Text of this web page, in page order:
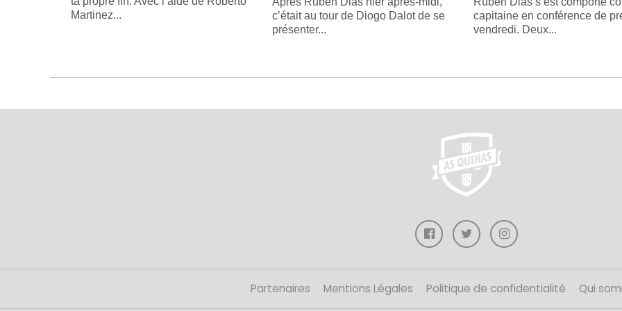
Martinez...
c’était au tour de Diogo Dalot de se
présenter...
capitaine en conférence de
vendredi. Deux...
Partenaires Mentions Légales Politique de confidentialité Qui